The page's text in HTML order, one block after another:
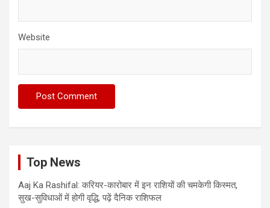
Website
Top News
Aaj Ka Rashifal: करियर-कारोबार में इन राशियों की चमकेगी किस्मत,
सुख-सुविधाओं में होगी वृद्धि, पढ़ें दैनिक राशिफल